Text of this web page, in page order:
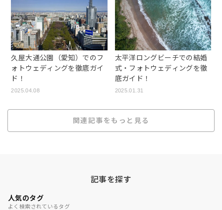
久屋大通公園（愛知）でのフ
ォトウェディングを徹底ガイ
ド！
2025.04.08
太平洋ロングビーチでの結婚
式・フォトウェディングを徹
底ガイド！
2025.01.31
関連記事をもっと見る
記事を探す
人気のタグ
よく検索されているタグ